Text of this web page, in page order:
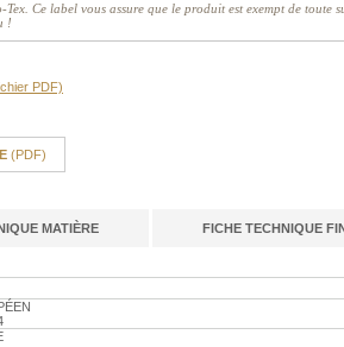
Tex. Ce label vous assure que le produit est exempt de toute
!
PDF)
(PDF)
MATIÈRE FICHE TECHNIQUE